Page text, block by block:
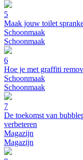
5
Maak jouw toilet
Schoonmaak
Schoonmaak
6
Hoe je met graffiti
Schoonmaak
Schoonmaak
7
De toekomst van
verbeteren
Magazijn
Magazijn